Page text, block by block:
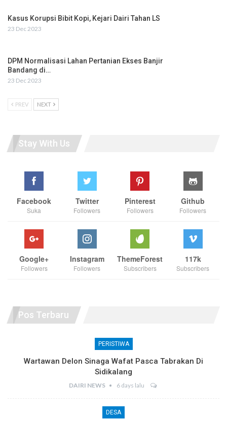
Kasus Korupsi Bibit Kopi, Kejari Dairi Tahan LS
23 Dec 2023
DPM Normalisasi Lahan Pertanian Ekses Banjir
Bandang di…
23 Dec 2023
PREV NEXT
Stay With Us
Facebook
Suka
Twitter
Followers
Pinterest
Followers
Github
Followers
Google+
Followers
Instagram
Followers
ThemeForest
Subscribers
117k
Subscribers
Pos Terbaru
PERISTIWA
Wartawan Delon Sinaga Wafat Pasca Tabrakan Di
Sidikalang
DAIRI NEWS 6 days lalu
DESA